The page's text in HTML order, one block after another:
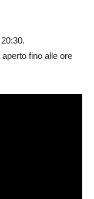
fino alle ore